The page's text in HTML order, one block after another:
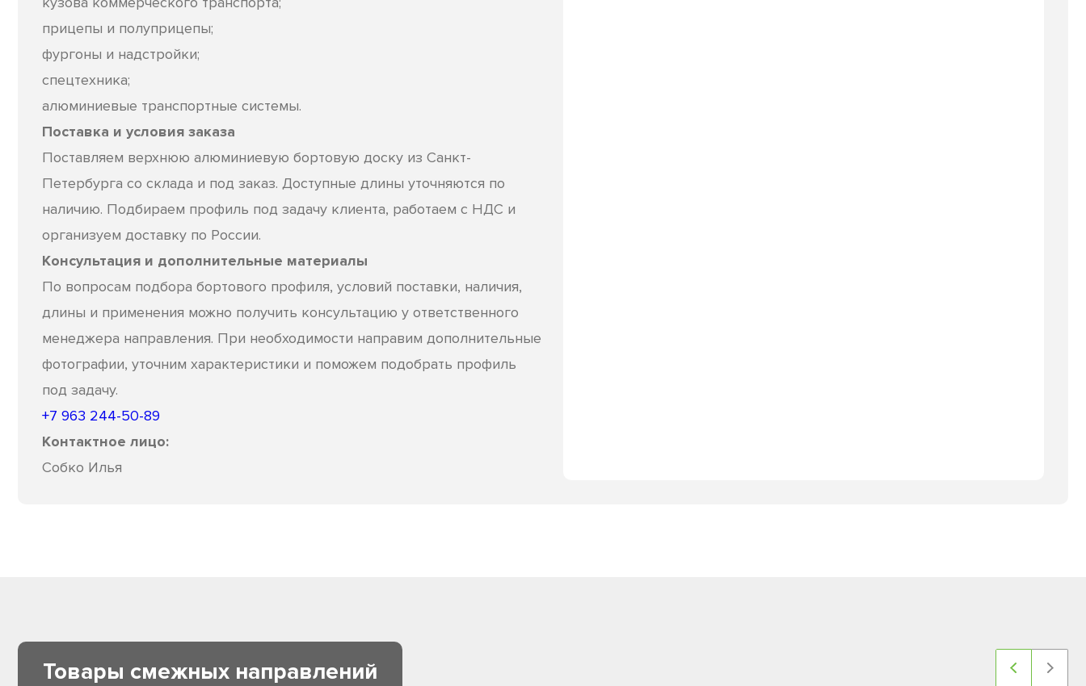
прицепы и полуприцепы;
фургоны и надстройки;
спецтехника;
алюминиевые транспортные системы.
Поставка и условия заказа
Поставляем верхнюю алюминиевую бортовую доску из Санкт-
Петербурга со склада и под заказ. Доступные длины уточняются по
наличию. Подбираем профиль под задачу клиента, работаем с НДС и
организуем доставку по России.
Консультация и дополнительные материалы
По вопросам подбора бортового профиля, условий поставки, наличия,
длины и применения можно получить консультацию у ответственного
менеджера направления. При необходимости направим дополнительные
фотографии, уточним характеристики и поможем подобрать профиль
под задачу.
+7 963 244-50-89
Контактное лицо:
Собко Илья
Товары смежных направлений